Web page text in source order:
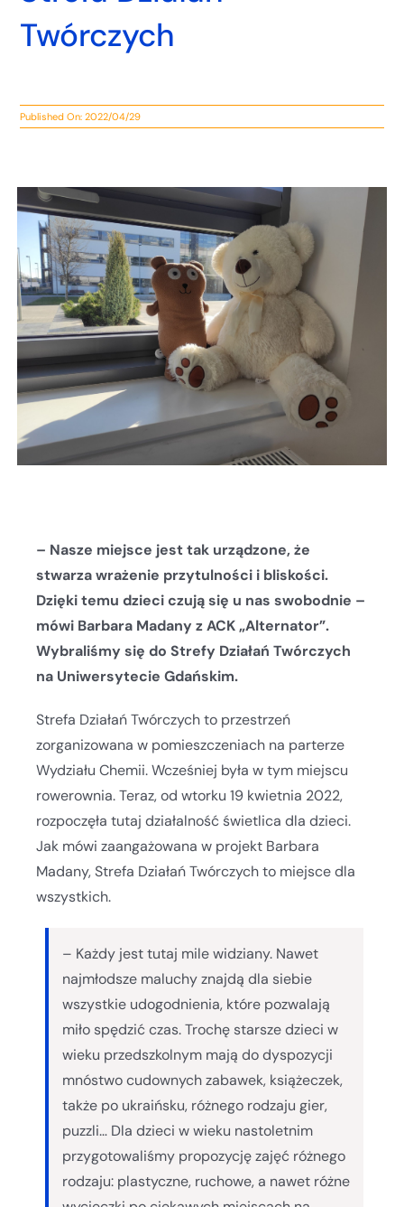
Twórczych
Published On: 2022/04/29
– Nasze miejsce jest tak urządzone, że
stwarza wrażenie przytulności i bliskości.
Dzięki temu dzieci czują się u nas swobodnie –
mówi Barbara Madany z ACK „Alternator”.
Wybraliśmy się do Strefy Działań Twórczych
na Uniwersytecie Gdańskim.
Strefa Działań Twórczych to przestrzeń
zorganizowana w pomieszczeniach na parterze
Wydziału Chemii. Wcześniej była w tym miejscu
rowerownia. Teraz, od wtorku 19 kwietnia 2022,
rozpoczęła tutaj działalność świetlica dla dzieci.
Jak mówi zaangażowana w projekt Barbara
Madany, Strefa Działań Twórczych to miejsce dla
wszystkich.
– Każdy jest tutaj mile widziany. Nawet
najmłodsze maluchy znajdą dla siebie
wszystkie udogodnienia, które pozwalają
miło spędzić czas. Trochę starsze dzieci w
wieku przedszkolnym mają do dyspozycji
mnóstwo cudownych zabawek, książeczek,
także po ukraińsku, różnego rodzaju gier,
puzzli… Dla dzieci w wieku nastoletnim
przygotowaliśmy propozycję zajęć różnego
rodzaju: plastyczne, ruchowe, a nawet różne